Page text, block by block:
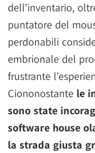
dell'inventario,
puntatore del
perdonabili
embrionale del
frustrante
Ciononostante le
sono state
software house
la strada giusta